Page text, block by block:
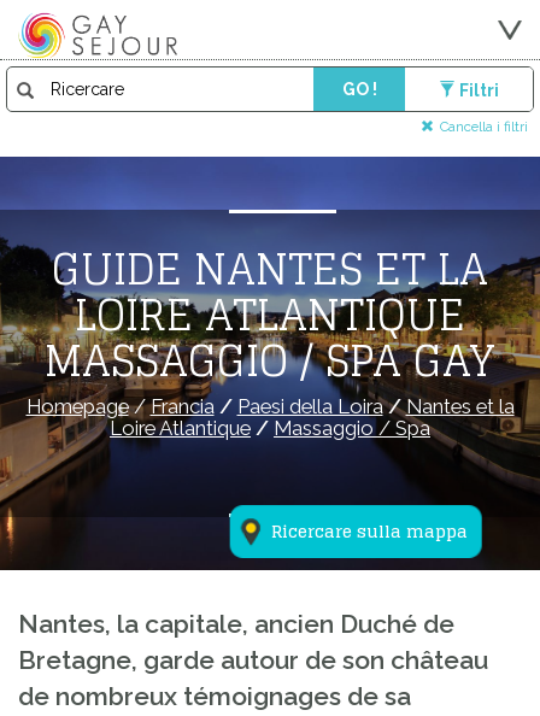
GO ! Filtri
Cancella i filtri
Ricercare sulla mappa
GUIDE NANTES ET LA
LOIRE ATLANTIQUE
MASSAGGIO / SPA GAY
Homepage/Francia/ Paesi della Loira/Nantes et la
Loire Atlantique / Massaggio / Spa
Nantes, la capitale, ancien Duché de
Bretagne, garde autour de son château
de nombreux témoignages de sa